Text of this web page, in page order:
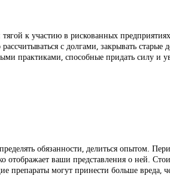
к участию в рискованных
с долгами, закрывать старые
практиками, способные придать силу и
обязанности, делиться опытом.
отображает ваши представления о ней.
препараты могут принести больше вреда,